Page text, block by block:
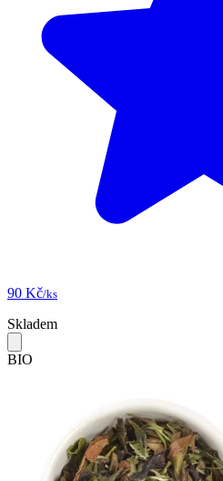
90 Kč/ks
Skladem
BIO